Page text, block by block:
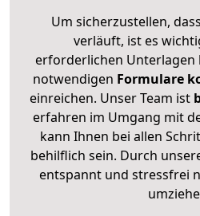
Um sicherzustellen,
verläuft, ist es
erforderlichen Unterlagen
notwendigen Formulare
einreichen. Unser Team ist
erfahren im Umgang mit
kann Ihnen bei allen
behilflich sein. Durch
entspannt und stressfrei